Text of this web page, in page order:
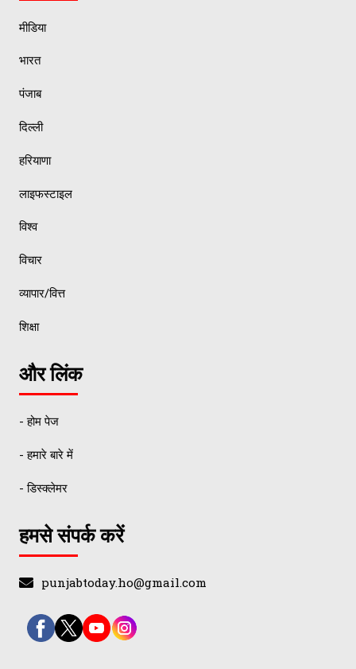
मीडिया
भारत
पंजाब
दिल्ली
हरियाणा
लाइफस्टाइल
विश्व
विचार
व्यापार/वित्त
शिक्षा
और लिंक
- होम पेज
- हमारे बारे में
- डिस्क्लेमर
हमसे संपर्क करें
punjabtoday.ho@gmail.com